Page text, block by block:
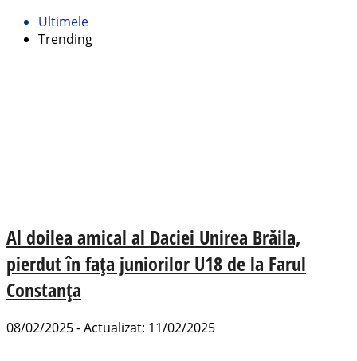
Ultimele
Trending
Al doilea amical al Daciei Unirea Brăila,
pierdut în fața juniorilor U18 de la Farul
Constanța
08/02/2025 - Actualizat: 11/02/2025